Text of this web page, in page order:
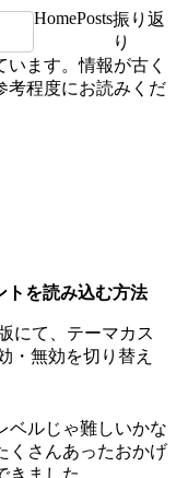
HomePosts振り返
り
ます。情報が古く
考程度にお読みくだ
トを読み込む方法
にて、テーマカス
・無効を切り替え
ベルじゃ難しいかな
くさんあったおかげ